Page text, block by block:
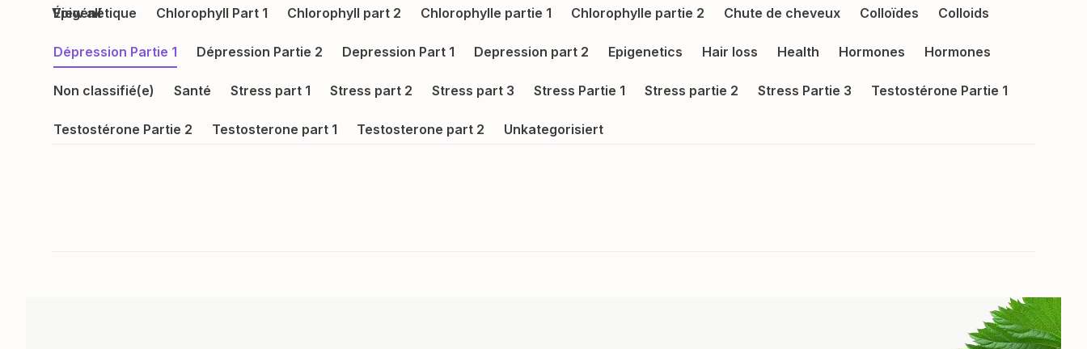
View all
Épigénétique Chlorophyll Part 1 Chlorophyll part 2 Chlorophylle partie 1 Chlorophylle partie 2 Chute de cheveux Colloïdes Colloids
Dépression Partie 1 Dépression Partie 2 Depression Part 1 Depression part 2 Epigenetics Hair loss Health Hormones Hormones
Non classifié(e) Santé Stress part 1 Stress part 2 Stress part 3 Stress Partie 1 Stress partie 2 Stress Partie 3 Testostérone Partie 1
Testostérone Partie 2 Testosterone part 1 Testosterone part 2 Unkategorisiert